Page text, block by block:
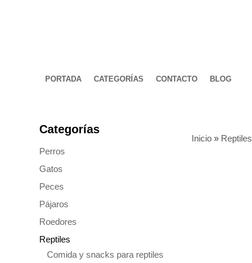
PORTADA CATEGORÍAS CONTACTO BLOG
Categorías
Perros
Gatos
Peces
Pájaros
Roedores
Reptiles
Comida y snacks para reptiles
Inicio » Reptiles